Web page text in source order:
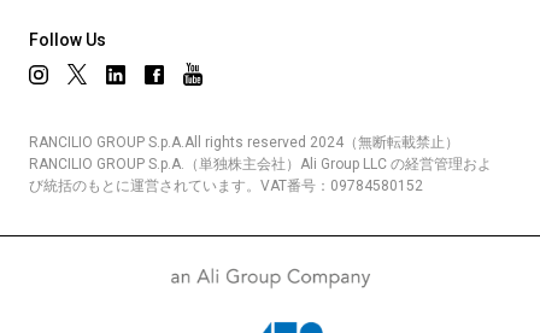
Follow Us
RANCILIO GROUP S.p.A.All rights reserved 2024（無断転載禁止）
RANCILIO GROUP S.p.A.（単独株主会社）Ali Group LLC の経営管理およ
び統括のもとに運営されています。VAT番号：09784580152